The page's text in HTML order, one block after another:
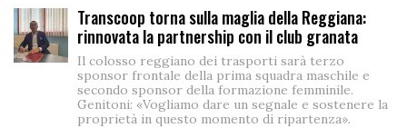
Transcoop torna sulla maglia della Reggiana:
rinnovata la partnership con il club granata
Il colosso reggiano dei trasporti sarà terzo
sponsor frontale della prima squadra maschile e
secondo sponsor della formazione femminile.
Genitoni: «Vogliamo dare un segnale e sostenere la
proprietà in questo momento di ripartenza».